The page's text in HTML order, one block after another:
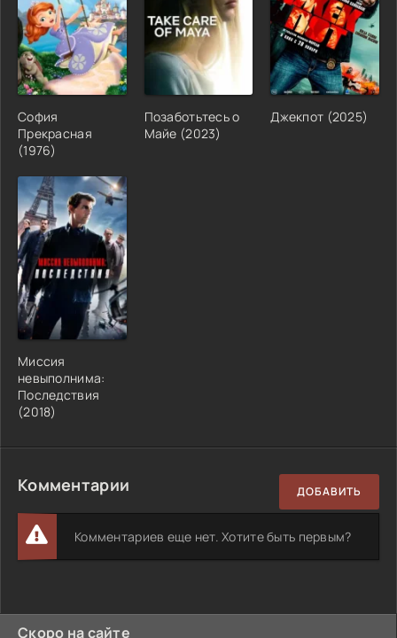
София
Прекрасная
(1976)
Позаботьтесь о
Майе (2023)
Джекпот (2025)
Миссия
невыполнима:
Последствия
(2018)
Комментарии ДОБАВИТЬ
Комментариев еще нет. Хотите быть первым?
Скоро на сайте